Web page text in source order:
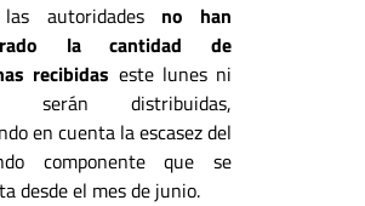
autoridades no han
la cantidad de
recibidas este lunes ni
serán distribuidas,
en cuenta la escasez del
componente que se
desde el mes de junio.